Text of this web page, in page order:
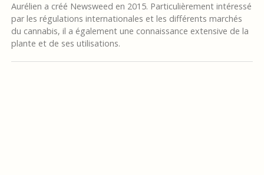
Aurélien a créé Newsweed en 2015. Particulièrement intéressé
par les régulations internationales et les différents marchés
du cannabis, il a également une connaissance extensive de la
plante et de ses utilisations.